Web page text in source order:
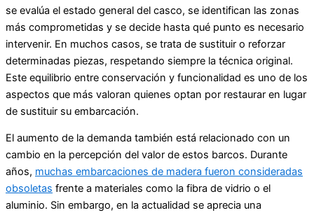
se evalúa el estado general del casco, se identifican las zonas
más comprometidas y se decide hasta qué punto es necesario
intervenir. En muchos casos, se trata de sustituir o reforzar
determinadas piezas, respetando siempre la técnica original.
Este equilibrio entre conservación y funcionalidad es uno de los
aspectos que más valoran quienes optan por restaurar en lugar
de sustituir su embarcación.
El aumento de la demanda también está relacionado con un
cambio en la percepción del valor de estos barcos. Durante
años, muchas embarcaciones de madera fueron consideradas
obsoletas frente a materiales como la fibra de vidrio o el
aluminio. Sin embargo, en la actualidad se aprecia una